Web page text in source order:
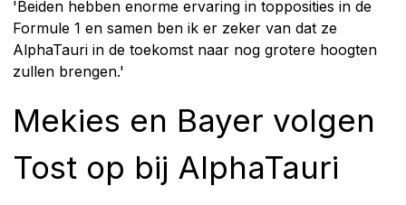
'Beiden hebben enorme ervaring in topposities in de
Formule 1 en samen ben ik er zeker van dat ze
AlphaTauri in de toekomst naar nog grotere hoogten
zullen brengen.'
Mekies en Bayer volgen
Tost op bij AlphaTauri